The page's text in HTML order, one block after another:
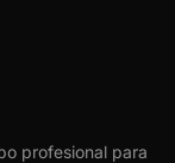
profesional para